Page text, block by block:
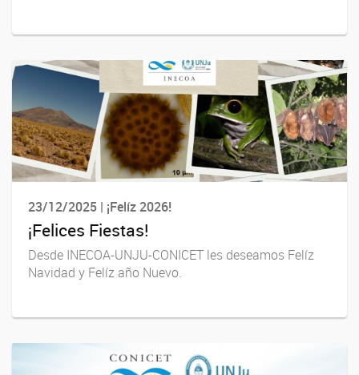
23/12/2025 | ¡Felíz 2026!
¡Felices Fiestas!
Desde INECOA-UNJU-CONICET les deseamos Felíz
Navidad y Felíz año Nuevo.